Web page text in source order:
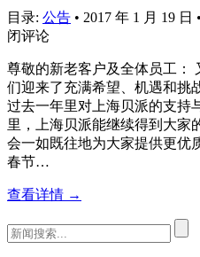
目录: 公告 • 2017 年 1 月 19 日 •
闭评论
尊敬的新老客户及全体员工：
们迎来了充满希望、机遇和挑
过去一年里对上海贝派的支持
里，上海贝派能继续得到大家
会一如既往地为大家提供更优
春节…
查看详情 →